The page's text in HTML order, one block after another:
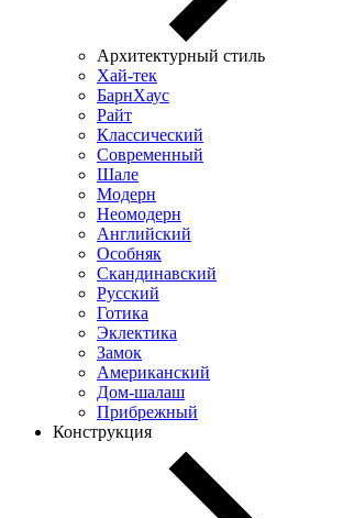
Архитектурный стиль
Хай-тек
БарнХаус
Райт
Классический
Современный
Шале
Модерн
Неомодерн
Английский
Особняк
Скандинавский
Русский
Готика
Эклектика
Замок
Американский
Дом-шалаш
Прибрежный
Конструкция